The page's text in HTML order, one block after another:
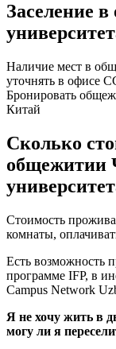
Заселение
Наличие мест в
уточнять в офисе
Бронировать
Китай
Сколько
общежитии
Стоимость
комнаты,
Есть возможность
программе IFP, в
Campus Network
Я не хочу жить в
могу ли я